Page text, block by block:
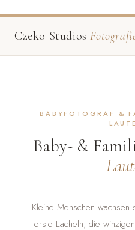
Czeko Studios
BABYFOTOGRAF &
Baby- &
Kleine Menschen
erste Lächeln, die